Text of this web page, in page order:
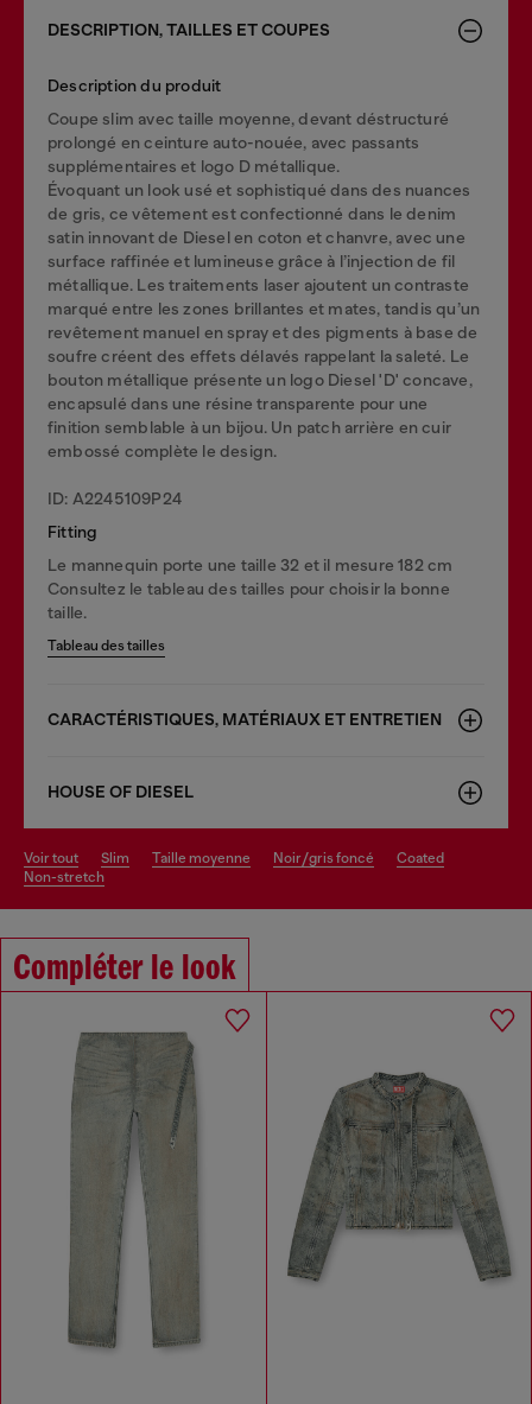
DESCRIPTION, TAILLES ET COUPES
Description du produit
Coupe slim avec taille moyenne, devant déstructuré
prolongé en ceinture auto-nouée, avec passants
supplémentaires et logo D métallique.
Évoquant un look usé et sophistiqué dans des nuances
de gris, ce vêtement est confectionné dans le denim
satin innovant de Diesel en coton et chanvre, avec une
surface raffinée et lumineuse grâce à l’injection de fil
métallique. Les traitements laser ajoutent un contraste
marqué entre les zones brillantes et mates, tandis qu’un
revêtement manuel en spray et des pigments à base de
soufre créent des effets délavés rappelant la saleté. Le
bouton métallique présente un logo Diesel 'D' concave,
encapsulé dans une résine transparente pour une
finition semblable à un bijou. Un patch arrière en cuir
embossé complète le design.
ID: A2245109P24
Fitting
Le mannequin porte une taille 32 et il mesure 182 cm
Consultez le tableau des tailles pour choisir la bonne
taille.
Tableau des tailles
CARACTÉRISTIQUES, MATÉRIAUX ET ENTRETIEN
HOUSE OF DIESEL
voir tout slim taille moyenne noir/gris foncé
coated
non-stretch
Compléter le look